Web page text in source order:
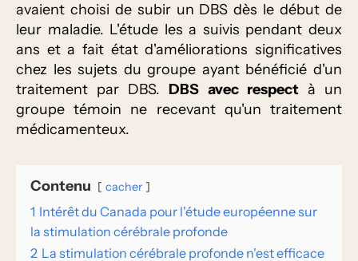
avaient choisi de subir un DBS dès le début de
leur maladie. L'étude les a suivis pendant deux
ans et a fait état d'améliorations significatives
chez les sujets du groupe ayant bénéficié d'un
traitement par DBS. DBS avec respect à un
groupe témoin ne recevant qu'un traitement
médicamenteux.
Contenu cacher
1 Intérêt du Canada pour l'étude européenne sur
la stimulation cérébrale profonde
2 La stimulation cérébrale profonde n'est efficace